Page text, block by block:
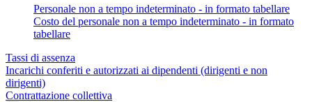
Personale non a tempo indeterminato - in formato tabellare
Costo del personale non a tempo indeterminato - in formato
tabellare
Tassi di assenza
Incarichi conferiti e autorizzati ai dipendenti (dirigenti e non
dirigenti)
Contrattazione collettiva